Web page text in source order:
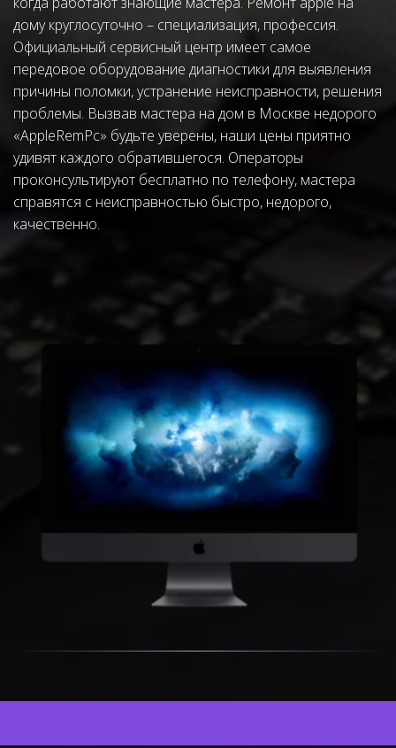
дому круглосуточно – специализация, профессия.
Официальный сервисный центр имеет самое
передовое оборудование диагностики для выявления
причины поломки, устранение неисправности, решения
проблемы. Вызвав мастера на дом в Москве недорого
«AppleRemPc» будьте уверены, наши цены приятно
удивят каждого обратившегося. Операторы
проконсультируют бесплатно по телефону, мастера
справятся с неисправностью быстро, недорого,
качественно.